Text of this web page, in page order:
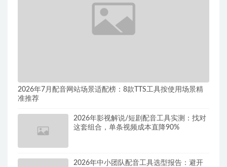
2026年7月配音网站场景适配榜：8款TTS工具按使用场景精
准推荐
2026年影视解说/短剧配音工具实测：找对
这套组合，单条视频成本直降90%
2026年中小团队配音工具选型报告：避开